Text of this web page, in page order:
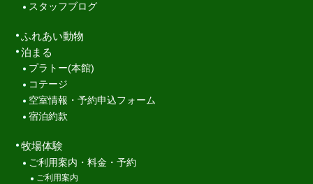
スタッフブログ
ふれあい動物
泊まる
プラトー(本館)
コテージ
空室情報・予約申込フォーム
宿泊約款
牧場体験
ご利用案内・料金・予約
ご利用案内